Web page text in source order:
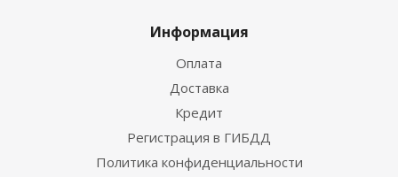
Информация
Оплата
Доставка
Кредит
Регистрация в ГИБДД
Политика конфиденциальности